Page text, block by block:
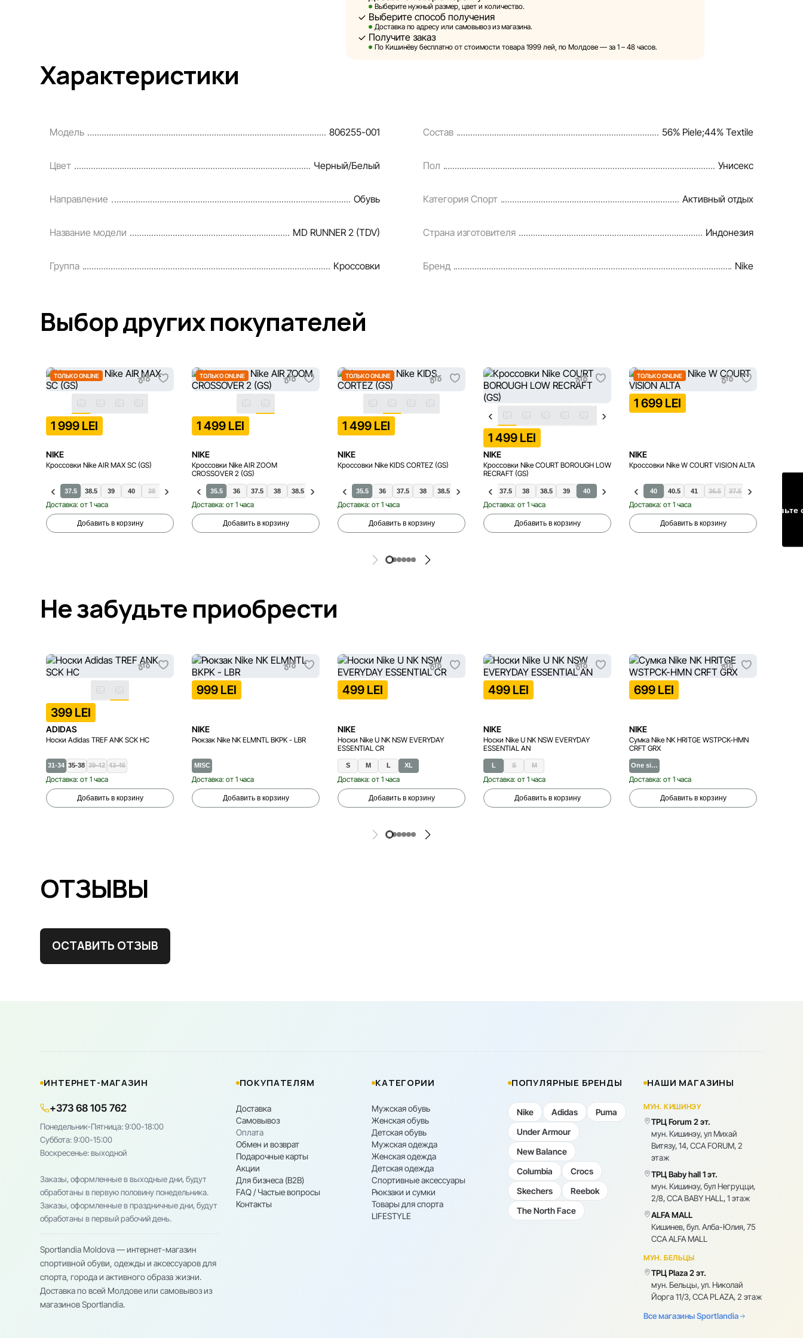
Sportlandia оставляет за собой право в одностороннем порядке и без
предварительного уведомления вносить изменения в описания, характеристики
и потребительские свойства товаров. Изображения, представленные на сайте,
порядке и без предварительного уведомления.
Наша команда регулярно проверяет и обновляет информацию на сайте, чтобы
Выберите нужный размер, цвет и количество.
Выберите способ получения
Доставка по адресу или самовывоз из магазина.
Получите заказ
По Кишинёву бесплатно от стоимости товара 1999 лей, по Молдове — за 1 – 48 часов.
Характеристики
Модель 806255-001 Состав 56% Piele;44% Textile
Цвет Черный/Белый Пол Унисекс
Направление Обувь Категория Спорт Активный отдых
Название модели MD RUNNER 2 (TDV) Страна изготовителя Индонезия
Группа Кроссовки Бренд Nike
Выбор других покупателей
ТОЛЬКО ONLINE
1 999 LEI
NIKE
Кроссовки Nike AIR MAX SC (GS)
36.5 37.5 38.5 39 40 38
Доставка: от 1 часа
Добавить в корзину
ТОЛЬКО ONLINE
1 499 LEI
NIKE
Кроссовки Nike AIR ZOOM
CROSSOVER 2 (GS)
35 35.5 36 37.5 38 38.5 36.5 40
Доставка: от 1 часа
Добавить в корзину
ТОЛЬКО ONLINE
1 499 LEI
NIKE
Кроссовки Nike KIDS CORTEZ (GS)
35.5 36 37.5 38 38.5 36.5 40
Доставка: от 1 часа
Добавить в корзину
1 499 LEI
NIKE
Кроссовки Nike COURT BOROUGH LOW
RECRAFT (GS)
35.5 36.5 37.5 38 38.5 39 40
Доставка: от 1 часа
Добавить в корзину
ТОЛЬКО ONLINE
1 699 LEI
NIKE
Кроссовки Nike W COURT VISION ALTA
40 40.5 41 36.5 37.5
Доставка: от 1 часа
Добавить в корзину
(GS)
35.5
Не забудьте приобрести
399 LEI
ADIDAS
Носки Adidas TREF ANK SCK HC
31-34 35-38 39-42 43-46
Доставка: от 1 часа
Добавить в корзину
999 LEI
NIKE
Рюкзак Nike NK ELMNTL BKPK - LBR
MISC
Доставка: от 1 часа
Добавить в корзину
499 LEI
NIKE
Носки Nike U NK NSW EVERYDAY
ESSENTIAL CR
S M L XL
Доставка: от 1 часа
Добавить в корзину
499 LEI
NIKE
Носки Nike U NK NSW EVERYDAY
ESSENTIAL AN
L S M
Доставка: от 1 часа
Добавить в корзину
699 LEI
NIKE
Сумка Nike NK HRITGE WSTPCK-HMN
CRFT GRX
One si…
Доставка: от 1 часа
Добавить в корзину
ОТЗЫВЫ
ОСТАВИТЬ ОТЗЫВ
Оставьте
ИНТЕРНЕТ-МАГАЗИН
+373 68 105 762
Понедельник-Пятница: 9:00-18:00
Cуббота: 9:00-15:00
Воскресенье: выходной
Заказы, оформленные в выходные дни, будут
обработаны в первую половину понедельника.
Заказы, оформленные в праздничные дни, будут
обработаны в первый рабочий день.
Sportlandia Moldova — интернет-магазин
спортивной обуви, одежды и аксессуаров для
спорта, города и активного образа жизни.
Доставка по всей Молдове или самовывоз из
магазинов Sportlandia.
ПОКУПАТЕЛЯМ
Доставка
Самовывоз
Оплата
Обмен и возврат
Подарочные карты
Акции
Для бизнеса (B2B)
FAQ / Частые вопросы
Контакты
КАТЕГОРИИ
Мужская обувь
Женская обувь
Детская обувь
Мужская одежда
Женская одежда
Детская одежда
Спортивные аксессуары
Рюкзаки и сумки
Товары для спорта
LIFESTYLE
ПОПУЛЯРНЫЕ БРЕНДЫ
Nike Adidas
Puma
Under Armour
New Balance
Columbia
Crocs
Skechers
Reebok
The North Face
НАШИ МАГАЗИНЫ
МУН. КИШИНЭУ
ТРЦ Forum 2 эт.
мун. Кишинэу, ул Михай
Витязу, 14, CCA FORUM, 2
этаж
ТРЦ Baby hall 1 эт.
мун. Кишинэу, бул Негруцци,
2/8, CCA BABY HALL, 1 этаж
ALFA MALL
Кишинев, бул. Алба-Юлия, 75
CCA ALFA MALL
МУН. БЕЛЬЦЫ
ТРЦ Plaza 2 эт.
мун. Бельцы, ул. Николай
Йорга 11/3, CCA PLAZA, 2 этаж
Все магазины Sportlandia